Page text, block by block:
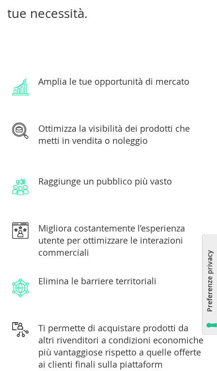
tue necessità.
Amplia le tue opportunità di mercato
Ottimizza la visibilità dei prodotti che
metti in vendita o noleggio
Raggiunge un pubblico più vasto
Migliora costantemente l’esperienza
utente per ottimizzare le interazioni
commerciali
Elimina le barriere territoriali
Ti permette di acquistare prodotti da
altri rivenditori a condizioni economiche
più vantaggiose rispetto a quelle offerte
ai clienti finali sulla piattaform